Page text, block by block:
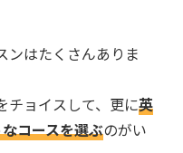
ンはたくさんありま
チョイスして、更に英
コースを選ぶのがい